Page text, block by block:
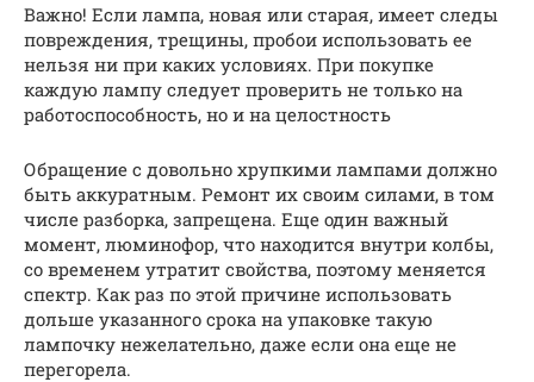
Важно! Если лампа, новая или старая, имеет следы
повреждения, трещины, пробои использовать ее
нельзя ни при каких условиях. При покупке
каждую лампу следует проверить не только на
работоспособность, но и на целостность
Обращение с довольно хрупкими лампами должно
быть аккуратным. Ремонт их своим силами, в том
числе разборка, запрещена. Еще один важный
момент, люминофор, что находится внутри колбы,
со временем утратит свойства, поэтому меняется
спектр. Как раз по этой причине использовать
дольше указанного срока на упаковке такую
лампочку нежелательно, даже если она еще не
перегорела.